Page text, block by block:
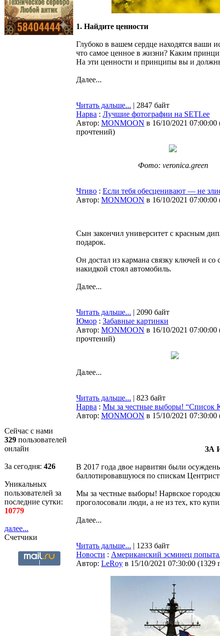
Сейчас с нами
329 пользователей
онлайн
За сегодня: 426
Уникальных
пользователей за
последние сутки:
10779
далее...
Счетчики
1. Найдите ценности
Глубоко в вашем сердце находятся ваши
что самое ценное в жизни? Каким
На эти ценности и принципы вы и
Далее...
Читать дальше... | 2847 байт
Нарва : Лучшие фотографии на SETI.ee
Автор: MONMOON в 16/10/2021 07:00:00
прочтений)
Фото: veronica.green
Чтиво : Если тебя обесценивают — не
Автор: MONMOON в 16/10/2021 07:00:00
Сын закончил университет с красным
подарок.
Он достал из кармана связку ключей и
накидкой стоял автомобиль.
Далее...
Читать дальше... | 2090 байт
Юмор : Забавные картинки
Автор: MONMOON в 16/10/2021 07:00:00
прочтений)
Далее...
Читать дальше... | 823 байт
Нарва : Мы за честные выборы! “Список
Автор: MONMOON в 15/10/2021 07:30:00
ЗА
В 2017 года двое нарвитян были
баллотировавшуюся по спискам
Мы за честные выборы! Нарвское
проголосовали люди, а не из тех, кто
Далее...
Читать дальше... | 1233 байт
Новости : Американский эсминец
Автор: LeRoy в 15/10/2021 07:30:00 (1329